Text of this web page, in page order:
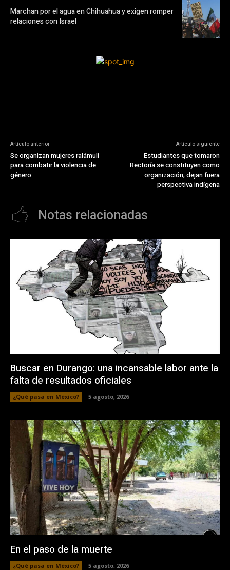
Marchan por el agua en Chihuahua y exigen romper
relaciones con Israel
Artículo anterior
Se organizan mujeres ralámuli
para combatir la violencia de
género
Artículo siguiente
Estudiantes que tomaron
Rectoría se constituyen como
organización; dejan fuera
perspectiva indígena
Notas relacionadas
Buscar en Durango: una incansable labor ante la
falta de resultados oficiales
¿Qué pasa en México? 5 agosto, 2026
En el paso de la muerte
¿Qué pasa en México? 5 agosto, 2026